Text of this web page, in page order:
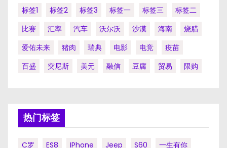
标签1
标签2 标签3 标签一 标签三
标签二
比赛
汇率 汽车 沃尔沃 沙漠 海南
烧腊
爱佑未来
猪肉 瑞典 电影 电竞
疫苗
百盛
突尼斯 美元 融信 豆腐 贸易 限购
热门标签
C罗 ES8 IPhone Jeep S60
一生有你